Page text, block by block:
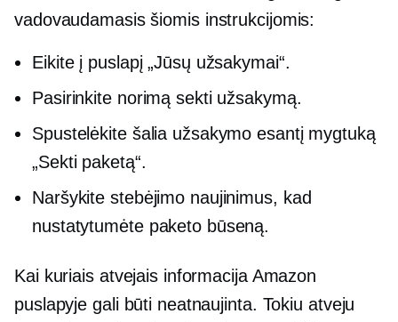
vadovaudamasis šiomis instrukcijomis:
Eikite į puslapį „Jūsų užsakymai“.
Pasirinkite norimą sekti užsakymą.
Spustelėkite šalia užsakymo esantį mygtuką
„Sekti paketą“.
Naršykite stebėjimo naujinimus, kad
nustatytumėte paketo būseną.
Kai kuriais atvejais informacija Amazon
puslapyje gali būti neatnaujinta. Tokiu atveju